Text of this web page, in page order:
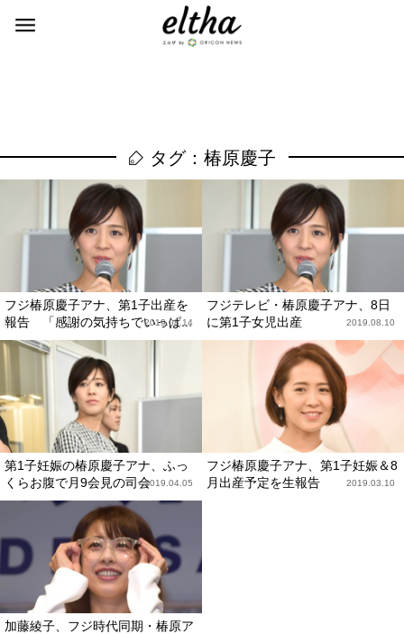
タグ：椿原慶子
フジ椿原慶子アナ、第1子出産を
報告 「感謝の気持ちでいっぱ...
2019.08.14
フジテレビ・椿原慶子アナ、8日
に第1子女児出産
2019.08.10
第1子妊娠の椿原慶子アナ、ふっ
くらお腹で月9会見の司会2019.04.05
フジ椿原慶子アナ、第1子妊娠＆8
月出産予定を生報告
2019.03.10
加藤綾子、フジ時代同期・椿原ア